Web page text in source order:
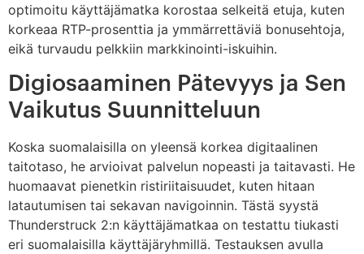
optimoitu käyttäjämatka korostaa selkeitä etuja, kuten
korkeaa RTP-prosenttia ja ymmärrettäviä bonusehtoja,
eikä turvaudu pelkkiin markkinointi-iskuihin.
Digiosaaminen Pätevyys ja Sen
Vaikutus Suunnitteluun
Koska suomalaisilla on yleensä korkea digitaalinen
taitotaso, he arvioivat palvelun nopeasti ja taitavasti. He
huomaavat pienetkin ristiriitaisuudet, kuten hitaan
latautumisen tai sekavan navigoinnin. Tästä syystä
Thunderstruck 2:n käyttäjämatkaa on testattu tiukasti
eri suomalaisilla käyttäjäryhmillä. Testauksen avulla